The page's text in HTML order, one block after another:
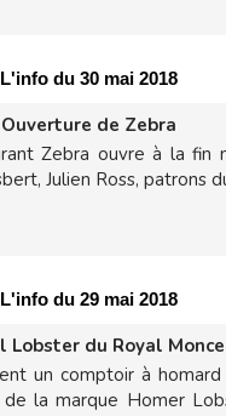
L'info du 30 mai 2018
Ouverture de Zebra
Zebra ouvre à la
Julien Ross, patrons
L'info du 29 mai 2018
Lobster du Royal
un comptoir à
la marque Homer